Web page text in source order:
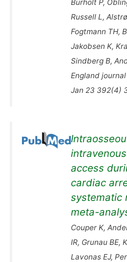
Burholt P,
Russell L,
Fogtmann TH,
Jakobsen K,
Sindberg B,
England
Jan 23 392(4)
access
cardiac
systematic
meta-
Couper K,
IR, Grunau BE,
Lavonas EJ,